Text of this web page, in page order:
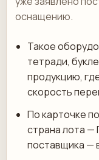
оснащению.
Такое
тетради,
продукцию,
скорость
По карточке
страна лота —
поставщика —